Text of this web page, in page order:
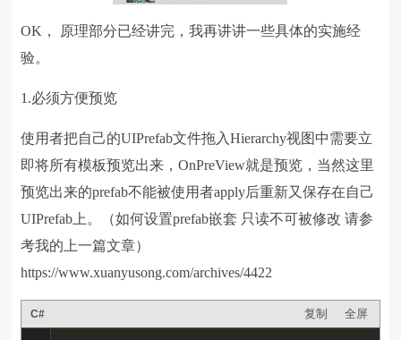
OK， 原理部分已经讲完，我再讲讲一些具体的实施经
验。
1.必须方便预览
使用者把自己的UIPrefab文件拖入Hierarchy视图中需要立
即将所有模板预览出来，OnPreView就是预览，当然这里
预览出来的prefab不能被使用者apply后重新又保存在自己
UIPrefab上。（如何设置prefab嵌套 只读不可被修改 请参
考我的上一篇文章）
https://www.xuanyusong.com/archives/4422
C# 复制 全屏